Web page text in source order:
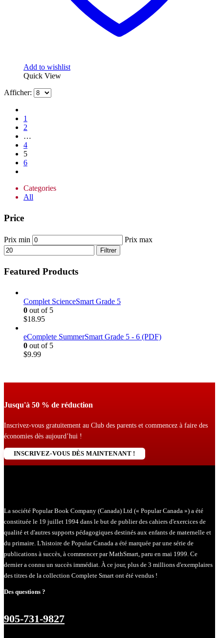
Add to wishlist
Quick View
Afficher:
1
2
…
4
5
6
Categories
All
Price
Prix min Prix max
Filtrer
Featured Products
Complet ScienceSmart Grade 5
0 out of 5
$18.95
eComplete SummerSmart Grade 5 - 6 (PDF)
0 out of 5
$9.99
Jusqu'à 50 % de réduction
Inscrivez-vous gratuitement au Club des parents et commencez à faire des
économies dès aujourd’hui !
INSCRIVEZ-VOUS DÈS MAINTENANT !
La société Popular Book Company (Canada) Ltd (« Popular Canada ») a été
constituée le 19 juillet 1994 dans le but de publier des cahiers d'exercices de
qualité et d'autres supports pédagogiques destinés aux enfants de maternelle et
du primaire. L'histoire de Popular Canada a été marquée par une série de
publications à succès, à commencer par MathSmart, paru en mai 1999. Ce
dernier a connu un succès immédiat. À ce jour, plus de 3 millions d'exemplaires
des titres de la collection Complete Smart ont été vendus !
Des questions ?
905-731-9827